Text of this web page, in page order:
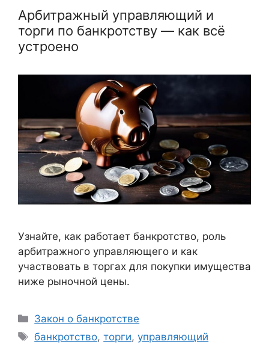
Арбитражный управляющий и
торги по банкротству — как всё
устроено
Узнайте, как работает банкротство, роль
арбитражного управляющего и как
участвовать в торгах для покупки имущества
ниже рыночной цены.
Рубрики
Закон о банкротстве
Метки
банкротство,торги,управляющий